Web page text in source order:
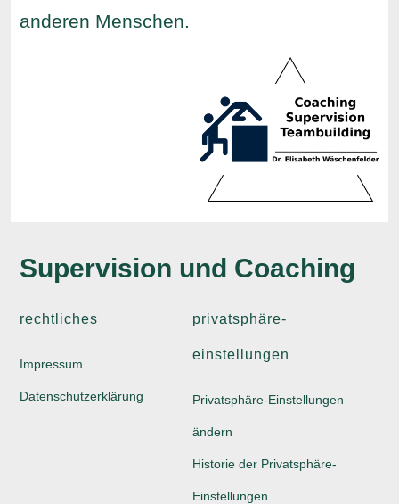
anderen Menschen.
Supervision und Coaching
rechtliches
Impressum
Datenschutzerklärung
privatsphäre-
einstellungen
Privatsphäre-Einstellungen
ändern
Historie der Privatsphäre-
Einstellungen